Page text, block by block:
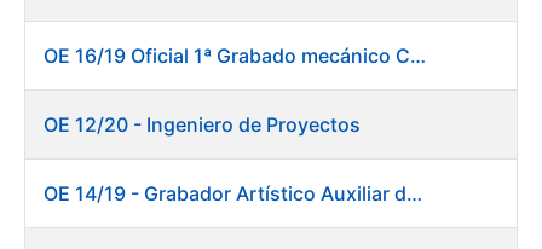
Mostrar/Ocultar OE 16/19 Oficial 1ª Grabado mecánico CAD
OE 12/20 - Ingeniero de Proyectos
OE 14/19 - Grabador Artístico Auxiliar de Originales. Departamento de Preimpresión